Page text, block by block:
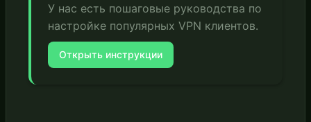
У нас есть пошаговые руководства по
настройке популярных VPN клиентов.
Открыть инструкции